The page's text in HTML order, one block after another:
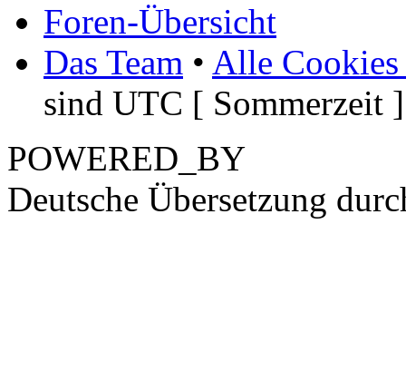
Foren-Übersicht
Das Team • Alle Cookies
sind UTC [ Sommerzeit ]
POWERED_BY
Deutsche Übersetzung